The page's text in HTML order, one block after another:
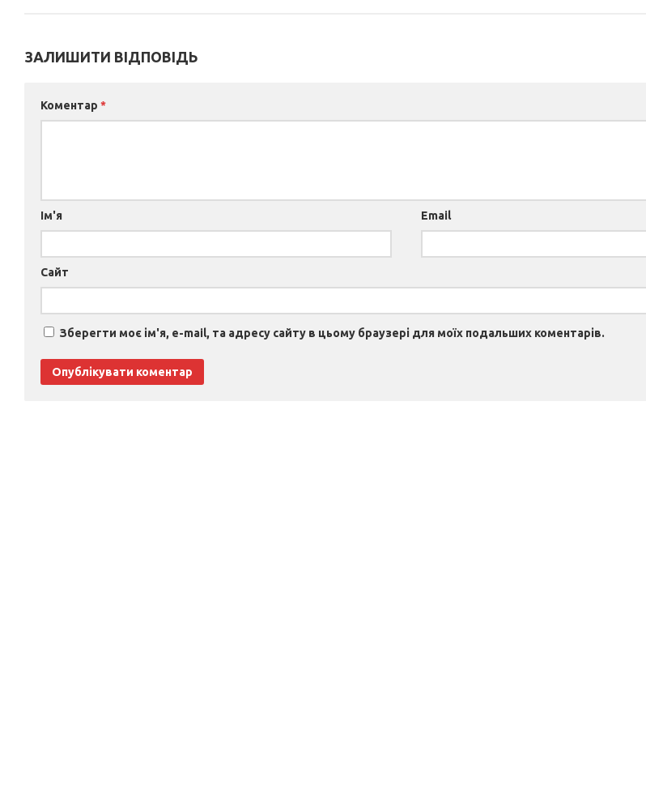
ЗАЛИШИТИ ВІДПОВІДЬ
Коментар *
Ім'я Email
Сайт
Зберегти моє ім'я, e-mail, та адресу сайту в цьому браузері для моїх подальших коментарів.